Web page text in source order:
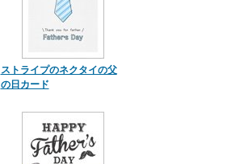
ストライプのネクタイの父
の日カード